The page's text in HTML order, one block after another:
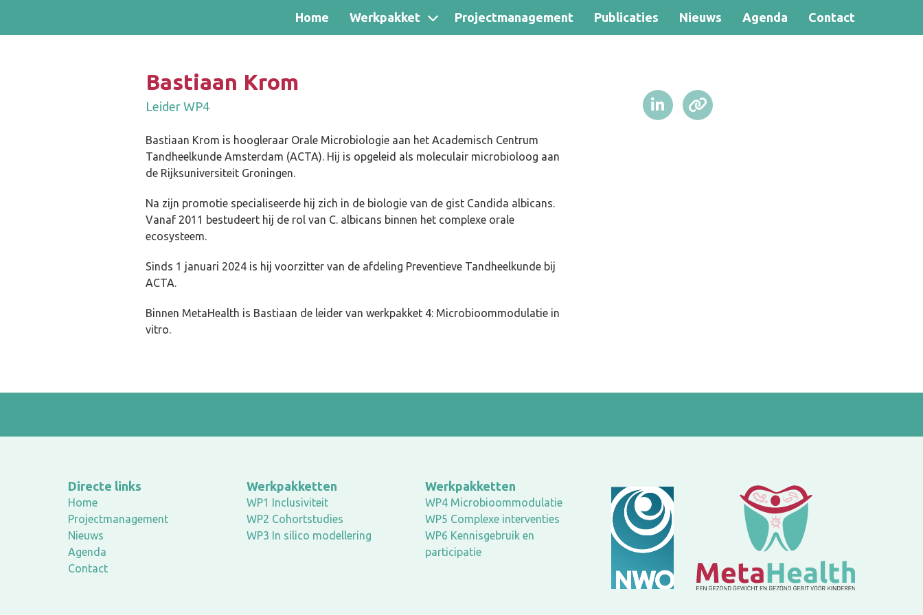
Home Werkpakket Projectmanagement Publicaties Nieuws Agenda Contact
Bastiaan Krom
Leider WP4
Bastiaan Krom is hoogleraar Orale Microbiologie aan het Academisch Centrum
Tandheelkunde Amsterdam (ACTA). Hij is opgeleid als moleculair microbioloog aan
de Rijksuniversiteit Groningen.
Na zijn promotie specialiseerde hij zich in de biologie van de gist Candida albicans.
Vanaf 2011 bestudeert hij de rol van C. albicans binnen het complexe orale
ecosysteem.
Sinds 1 januari 2024 is hij voorzitter van de afdeling Preventieve Tandheelkunde bij
ACTA.
Binnen MetaHealth is Bastiaan de leider van werkpakket 4: Microbioommodulatie in
vitro.
Directe links
Home
Projectmanagement
Nieuws
Agenda
Contact
Werkpakketten
WP1 Inclusiviteit
WP2 Cohortstudies
WP3 In silico modellering
Werkpakketten
WP4 Microbioommodulatie
WP5 Complexe interventies
WP6 Kennisgebruik en
participatie